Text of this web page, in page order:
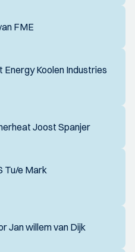
FME
Koolen Industries
Joost Spanjer
Tu/e Mark
Jan willem van Dijk